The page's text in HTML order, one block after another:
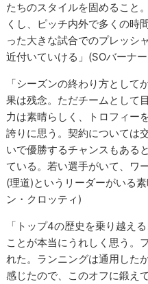
たちのスタイルを固めること
くし、ピッチ内外で多くの時
った大きな試合でのプレッシ
近付いていける」(SOバーナ
「シーズンの終わり方とし
果は残念。ただチームとして
力は素晴らしく、トロフィー
誇りに思う。契約については
いで優勝するチャンスもある
ている。若い選手がいて、ワ
(理道)というリーダーがいる
ン・クロッティ)
「トップ4の歴史を乗り越え
ことが本当にうれしく思う。
れた。ランニングは通用した
感じたので、このオフに鍛え